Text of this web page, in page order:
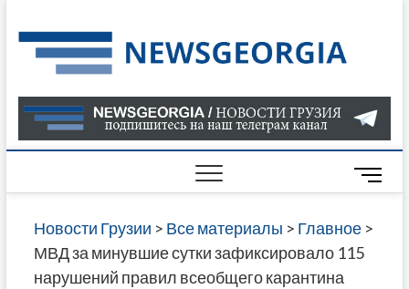
to
content
О
В
ГРУЗИИ
САЙТЕ
M
e
n
u
Новости Грузии > Все материалы > Главное>
МВД за минувшие сутки зафиксировало 115
нарушений правил всеобщего карантина